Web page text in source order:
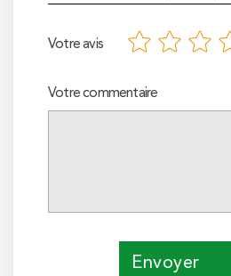
Votre avis
Votre commentaire
Envoyer